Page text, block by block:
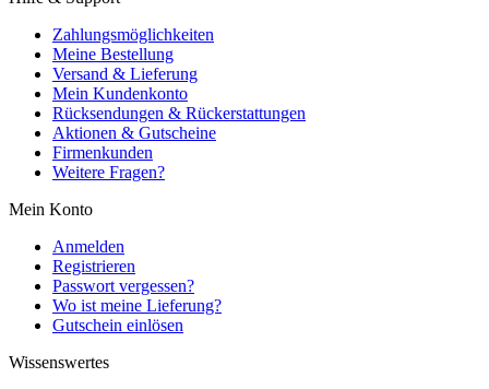
Zahlungsmöglichkeiten
Meine Bestellung
Versand & Lieferung
Mein Kundenkonto
Rücksendungen & Rückerstattungen
Aktionen & Gutscheine
Firmenkunden
Weitere Fragen?
Mein Konto
Anmelden
Registrieren
Passwort vergessen?
Wo ist meine Lieferung?
Gutschein einlösen
Wissenswertes